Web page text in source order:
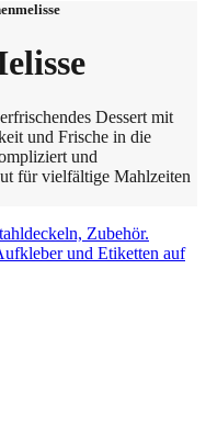
Dessert mit
und Frische in die
und
für vielfältige Mahlzeiten